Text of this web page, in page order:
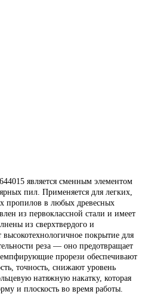
является сменным элементом
пил. Применяется для легких,
пропилов в любых древесных
из первоклассной стали и имеет
из сверхтвердого и
покрытие для
реза — оно предотвращает
прорези обеспечивают
точность, снижают уровень
натяжную накатку, которая
и плоскость во время работы.